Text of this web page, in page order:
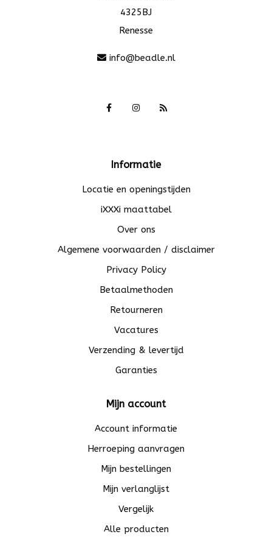
4325BJ
Renesse
info@beadle.nl
Informatie
Locatie en openingstijden
iXXXi maattabel
Over ons
Algemene voorwaarden / disclaimer
Privacy Policy
Betaalmethoden
Retourneren
Vacatures
Verzending & levertijd
Garanties
Mijn account
Account informatie
Herroeping aanvragen
Mijn bestellingen
Mijn verlanglijst
Vergelijk
Alle producten